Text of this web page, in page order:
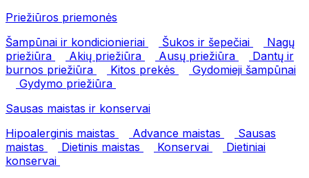
Priežiūros priemonės
Šampūnai ir kondicionieriai
Šukos ir šepečiai
Nagų
priežiūra
Akių priežiūra Ausų priežiūra
Dantų ir
burnos priežiūra
Kitos prekės
Gydomieji šampūnai
Gydymo priežiūra
Sausas maistas ir konservai
Hipoalerginis maistas
Advance maistas
Sausas
maistas
Dietinis maistas Konservai
Dietiniai
konservai